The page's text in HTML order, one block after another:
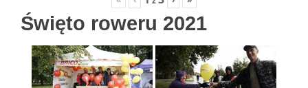
Święto roweru 2021